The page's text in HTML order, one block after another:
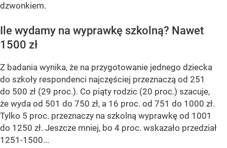
dzwonkiem.
Ile wydamy na wyprawkę szkolną? Nawet
1500 zł
Z badania wynika, że na przygotowanie jednego dziecka
do szkoły respondenci najczęściej przeznaczą od 251
do 500 zł (29 proc.). Co piąty rodzic (20 proc.) szacuje,
że wyda od 501 do 750 zł, a 16 proc. od 751 do 1000 zł.
Tylko 5 proc. przeznaczy na szkolną wyprawkę od 1001
do 1250 zł. Jeszcze mniej, bo 4 proc. wskazało przedział
1251-1500...